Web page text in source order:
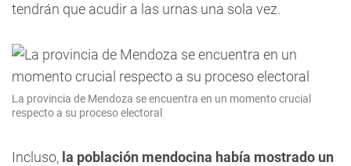
tendrán que acudir a las urnas una sola vez.
La provincia de Mendoza se encuentra en un momento crucial
respecto a su proceso electoral
Incluso, la población mendocina había mostrado un